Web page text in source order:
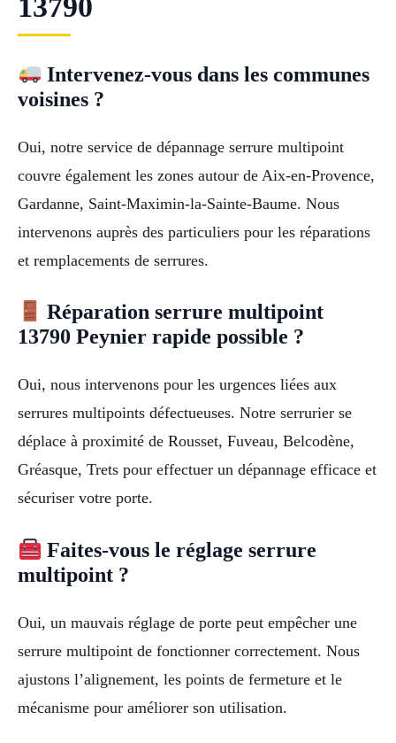
Intervenez-vous dans les communes
voisines ?
Oui, notre service de dépannage serrure multipoint
couvre également les zones autour de Aix-en-Provence,
Gardanne, Saint-Maximin-la-Sainte-Baume. Nous
intervenons auprès des particuliers pour les réparations
et remplacements de serrures.
Réparation serrure multipoint
13790 Peynier rapide possible ?
Oui, nous intervenons pour les urgences liées aux
serrures multipoints défectueuses. Notre serrurier se
déplace à proximité de Rousset, Fuveau, Belcodène,
Gréasque, Trets pour effectuer un dépannage efficace et
sécuriser votre porte.
Faites-vous le réglage serrure
multipoint ?
Oui, un mauvais réglage de porte peut empêcher une
serrure multipoint de fonctionner correctement. Nous
ajustons l’alignement, les points de fermeture et le
mécanisme pour améliorer son utilisation.